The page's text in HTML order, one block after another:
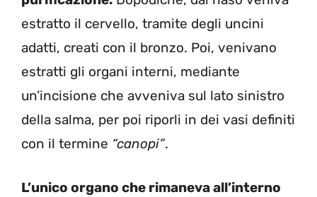
estratto il cervello, tramite degli uncini
adatti, creati con il bronzo. Poi, venivano
estratti gli organi interni, mediante
un’incisione che avveniva sul lato sinistro
della salma, per poi riporli in dei vasi definiti
con il termine “canopi”.
L’unico organo che rimaneva all’interno